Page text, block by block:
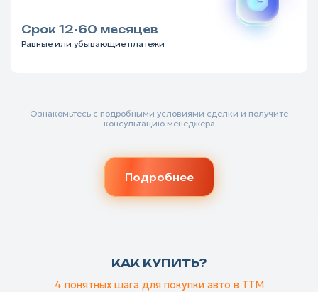
Срок 12-60 месяцев
Равные или убывающие платежи
Ознакомьтесь с подробными условиями сделки и получите
консультацию менеджера
Подробнее
КАК КУПИТЬ?
4 понятных шага для покупки авто в ТТМ